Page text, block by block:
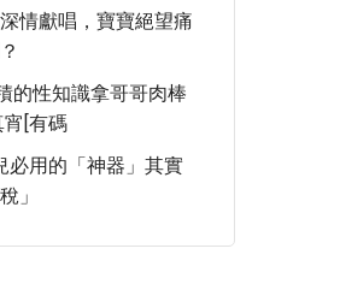
情獻唱，寶寶絕望痛
的性知識拿哥哥肉棒
[有碼
必用的「神器」其實
」